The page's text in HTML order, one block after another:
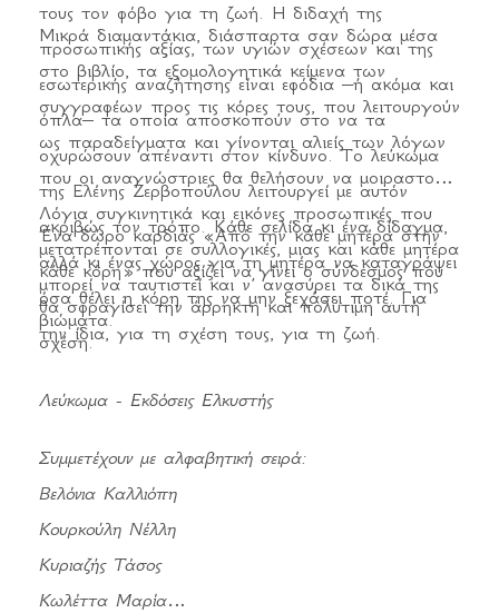
τους τον φόβο για τη ζωή. Η διδαχή της
προσωπικής αξίας, των υγιών σχέσεων και της
εσωτερικής αναζήτησης είναι εφόδια –ή ακόμα και
όπλα– τα οποία αποσκοπούν στο να τα
οχυρώσουν απέναντι στον κίνδυνο. Το λεύκωμα
της Ελένης Ζερβοπούλου λειτουργεί με αυτόν
ακριβώς τον τρόπο. Κάθε σελίδα κι ένα δίδαγμα,
αλλά κι ένας χώρος για τη μητέρα να καταγράψει
όσα θέλει η κόρη της να μην ξεχάσει ποτέ. Για
την ίδια, για τη σχέση τους, για τη ζωή.
Μικρά διαμαντάκια, διάσπαρτα σαν δώρα μέσα
στο βιβλίο, τα εξομολογητικά κείμενα των
συγγραφέων προς τις κόρες τους, που λειτουργούν
ως παραδείγματα και γίνονται αλιείς των λόγων
που οι αναγνώστριες θα θελήσουν να μοιραστούν.
Λόγια συγκινητικά και εικόνες προσωπικές που
μετατρέπονται σε συλλογικές, μιας και κάθε μητέρα
μπορεί να ταυτιστεί και ν’ ανασύρει τα δικά της
βιώματα.
Ένα δώρο καρδιάς «Από την κάθε μητέρα στην
κάθε κόρη» που αξίζει να γίνει ο σύνδεσμος που
θα σφραγίσει την άρρηκτη και πολύτιμη αυτή
σχέση.
Λεύκωμα - Εκδόσεις Ελκυστής
Συμμετέχουν με αλφαβητική σειρά:
Βελόνια Καλλιόπη
Κουρκούλη Νέλλη
Κυριαζής Τάσος
Κωλέττα Μαρία